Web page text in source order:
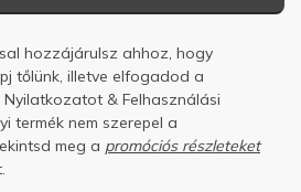
hozzájárulsz ahhoz, hogy
tőlünk, illetve elfogadod a
Nyilatkozatot & Felhasználási
termék nem szerepel a
meg a promóciós részleteket